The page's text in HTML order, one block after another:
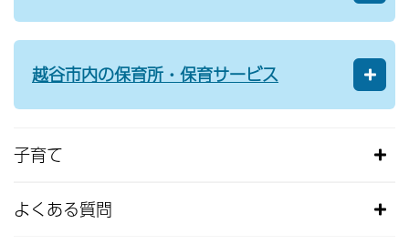
越谷市内の保育所・保育サービス
子育て
よくある質問